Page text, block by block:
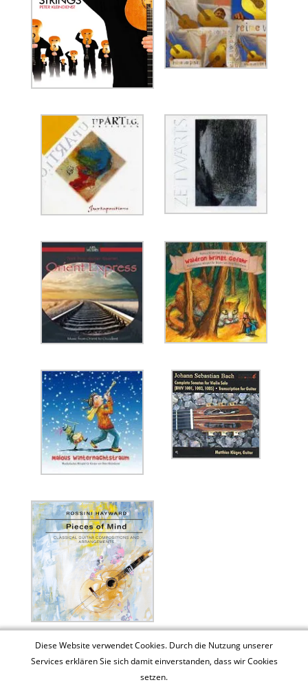
Diese Website verwendet Cookies. Durch die Nutzung unserer
Services erklären Sie sich damit einverstanden, dass wir Cookies
setzen.